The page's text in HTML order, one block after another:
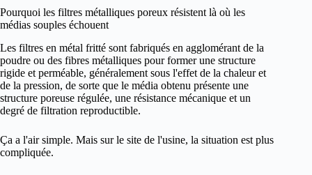
Pourquoi les filtres métalliques poreux résistent là où les
médias souples échouent
Les filtres en métal fritté sont fabriqués en agglomérant de la
poudre ou des fibres métalliques pour former une structure
rigide et perméable, généralement sous l'effet de la chaleur et
de la pression, de sorte que le média obtenu présente une
structure poreuse régulée, une résistance mécanique et un
degré de filtration reproductible.
Ça a l'air simple. Mais sur le site de l'usine, la situation est plus
compliquée.